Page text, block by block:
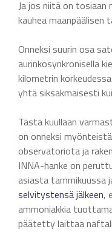
Ja jos niitä on tosiaan
kauhea maanpäälisen
Onneksi suurin osa
aurinkosynkronisella
kilometrin
yhtä siksakmaisesti
Tästä kuullaan
on onneksi
observatoriota ja
INNA-hanke on
asiasta tammikuussa
selvitystensä jälkeen,
ammoniakkia
päätetty laittaa